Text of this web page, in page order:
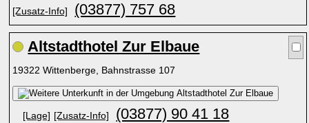
[Zusatz-Info] (03877) 757 68
Altstadthotel Zur Elbaue
19322 Wittenberge, Bahnstrasse 107
[Lage] [Zusatz-Info] (03877) 90 41 18